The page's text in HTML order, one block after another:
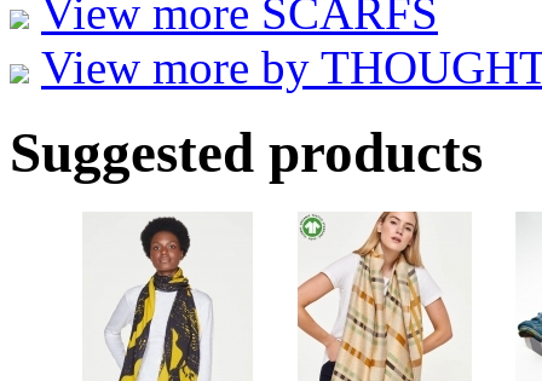
View more SCARFS
View more by
Suggested products